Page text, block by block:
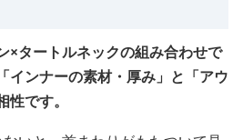
×タートルネックの組み合わせで
インナーの素材・厚み」と「アウ
です。